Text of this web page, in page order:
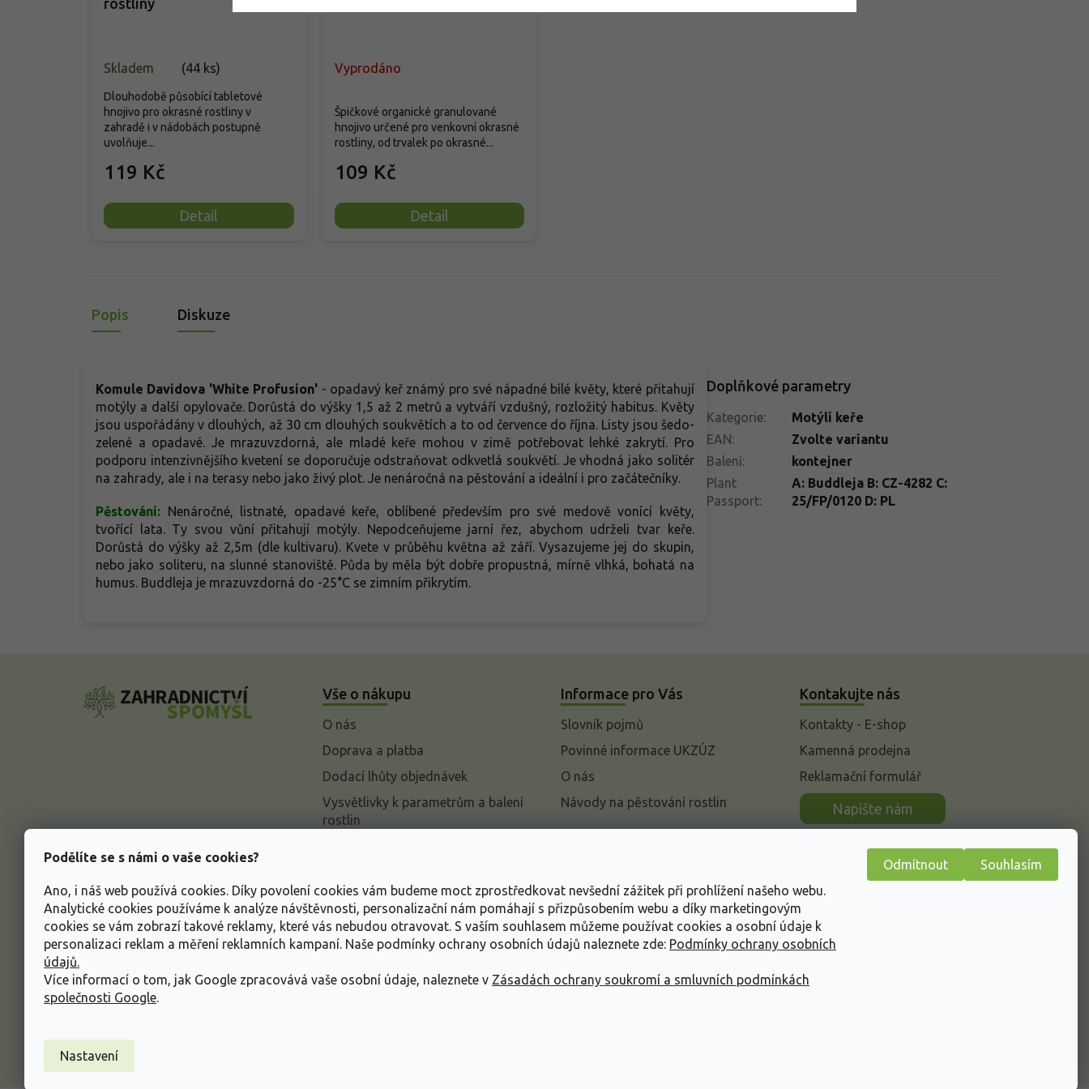
Podělíte se s námi o vaše cookies?
Ano, i náš web používá cookies. Díky povolení cookies vám budeme moct zprostředkovat nevšední zážitek při prohlížení našeho webu.
Analytické cookies používáme k analýze návštěvnosti, personalizační nám pomáhají s přizpůsobením webu a díky marketingovým
cookies se vám zobrazí takové reklamy, které vás nebudou otravovat. S vaším souhlasem můžeme používat cookies a osobní údaje k
personalizaci reklam a měření reklamních kampaní. Naše podmínky ochrany osobních údajů naleznete zde: Podmínky ochrany osobních
údajů.
Více informací o tom, jak Google zpracovává vaše osobní údaje, naleznete v Zásadách ochrany soukromí a smluvních podmínkách
společnosti Google.
Nastavení
Odmítnout Souhlasím
Skladem (44 ks)
119 Kč
Detail
Dlouhodobě působící tabletové
hnojivo pro okrasné rostliny v
zahradě i v nádobách postupně
uvolňuje...
Vyprodáno
109 Kč
Detail
Špičkové organické granulované
hnojivo určené pro venkovní okrasné
rostliny, od trvalek po okrasné...
Popis Diskuze
Komule Davidova 'White Profusion' - opadavý keř známý pro své nápadné bílé květy, které přitahují
motýly a další opylovače. Dorůstá do výšky 1,5 až 2 metrů a vytváří vzdušný, rozložitý habitus. Květy
jsou uspořádány v dlouhých, až 30 cm dlouhých soukvětích a to od července do října. Listy jsou šedo-
zelené a opadavé. Je mrazuvzdorná, ale mladé keře mohou v zimě potřebovat lehké zakrytí. Pro
podporu intenzivnějšího kvetení se doporučuje odstraňovat odkvetlá soukvětí. Je vhodná jako solitér
na zahrady, ale i na terasy nebo jako živý plot. Je nenáročná na pěstování a ideální i pro začátečníky.
Pěstování: Nenáročné, listnaté, opadavé keře, oblíbené především pro své medově vonící květy,
tvořící lata. Ty svou vůní přitahují motýly. Nepodceňujeme jarní řez, abychom udrželi tvar keře.
Dorůstá do výšky až 2,5m (dle kultivaru). Kvete v průběhu května až září. Vysazujeme jej do skupin,
nebo jako soliteru, na slunné stanoviště. Půda by měla být dobře propustná, mírně vlhká, bohatá na
humus. Buddleja je mrazuvzdorná do -25°C se zimním přikrytím.
Doplňkové parametry
Kategorie:
Motýlí keře
EAN:
Zvolte variantu
Balení:
kontejner
Plant
Passport:
A: Buddleja B: CZ-4282 C:
25/FP/0120 D: PL
Vše o nákupu
O nás
Doprava a platba
Dodací lhůty objednávek
Vysvětlivky k parametrům a balení
rostlin
Informace o ochraně osobních
údajů
Obchodní podmínky
Informace pro Vás
Slovník pojmů
Povinné informace UKZÚZ
O nás
Návody na pěstování rostlin
Kontakujte nás
Kontakty - E-shop
Kamenná prodejna
Reklamační formulář
Napište nám